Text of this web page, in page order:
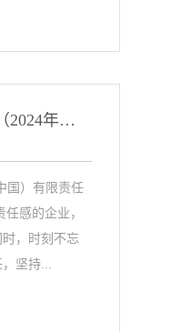
企业社会责任报告（2024年度）
国）有限责任
感的企业，
，时刻不忘
坚持...